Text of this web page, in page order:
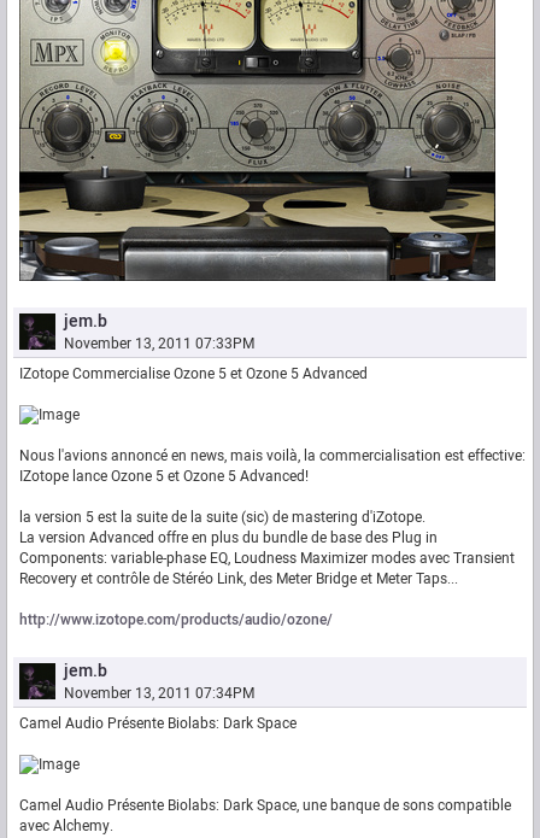
jem.b
November 13, 2011 07:33PM
IZotope Commercialise Ozone 5 et Ozone 5 Advanced
Nous l'avions annoncé en news, mais voilà, la commercialisation est effective:
IZotope lance Ozone 5 et Ozone 5 Advanced!
la version 5 est la suite de la suite (sic) de mastering d'iZotope.
La version Advanced offre en plus du bundle de base des Plug in
Components: variable-phase EQ, Loudness Maximizer modes avec Transient
Recovery et contrôle de Stéréo Link, des Meter Bridge et Meter Taps...
http://www.izotope.com/products/audio/ozone/
jem.b
November 13, 2011 07:34PM
Camel Audio Présente Biolabs: Dark Space
Camel Audio Présente Biolabs: Dark Space, une banque de sons compatible
avec Alchemy.